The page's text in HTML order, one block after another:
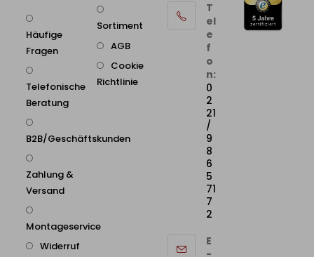
Häufige
Fragen
Telefonische
Beratung
B2B/Geschäftskunden
Zahlung &
Versand
Montageservice
Widerruf
Sortiment
AGB
Cookie
Richtlinie
T
el
e
f
o
n:
0
2
21
/
9
8
6
5
71
7
2
E
-